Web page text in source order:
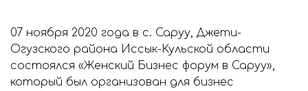
07 ноября 2020 года в с. Саруу, Джети-
Огузского района Иссык-Кульской области
состоялся «Женский Бизнес форум в Саруу»,
который был организован для бизнес